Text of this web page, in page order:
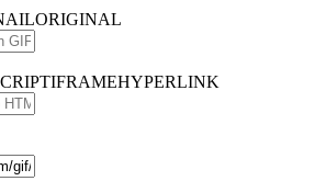
ORIGINAL
IFRAMEHYPERLINK